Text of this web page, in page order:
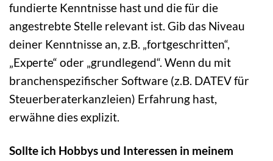
fundierte Kenntnisse hast und die für die
angestrebte Stelle relevant ist. Gib das Niveau
deiner Kenntnisse an, z.B. „fortgeschritten“,
„Experte“ oder „grundlegend“. Wenn du mit
branchenspezifischer Software (z.B. DATEV für
Steuerberaterkanzleien) Erfahrung hast,
erwähne dies explizit.
Sollte ich Hobbys und Interessen in meinem